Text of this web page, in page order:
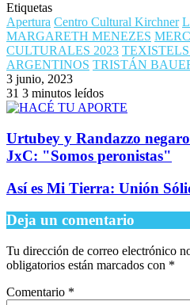
Etiquetas
Apertura Centro Cultural Kirchner
MARGARETH MENEZES
CULTURALES 2023
ARGENTINOS TRISTÁN
3 junio, 2023
31 3 minutos leídos
Urtubey y Randazzo
JxC: "Somos peronistas"
Así es Mi Tierra: Unión
Deja un comentario
Tu dirección de correo electrónico
obligatorios están marcados con *
Comentario *